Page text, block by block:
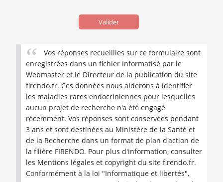
Vos réponses recueillies sur ce formulaire sont
enregistrées dans un fichier informatisé par le
Webmaster et le Directeur de la publication du site
firendo.fr. Ces données nous aiderons à identifier
les maladies rares endocriniennes pour lesquelles
aucun projet de recherche n'a été engagé
récemment. Vos réponses sont conservées pendant
3 ans et sont destinées au Ministère de la Santé et
de la Recherche dans un format de plan d'action de
la filière FIRENDO. Pour plus d'information, consulter
les Mentions légales et copyright du site firendo.fr.
Conformément à la loi "Informatique et libertés",